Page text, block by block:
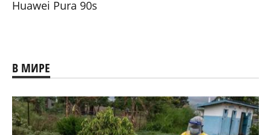
Huawei Pura 90s
В МИРЕ